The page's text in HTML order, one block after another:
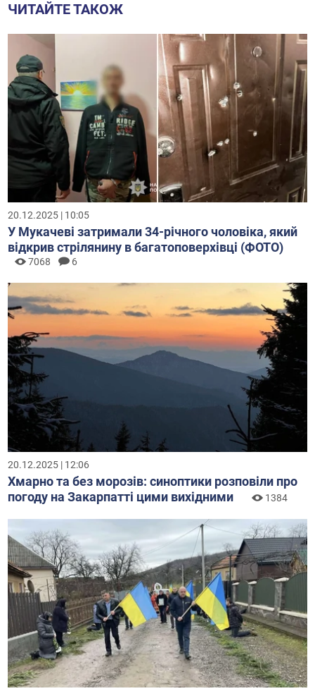
ЧИТАЙТЕ ТАКОЖ
20.12.2025 | 10:05
У Мукачеві затримали 34-річного чоловіка, який
відкрив стрілянину в багатоповерхівці (ФОТО)
7068 6
20.12.2025 | 12:06
Хмарно та без морозів: синоптики розповіли про
погоду на Закарпатті цими вихідними
1384